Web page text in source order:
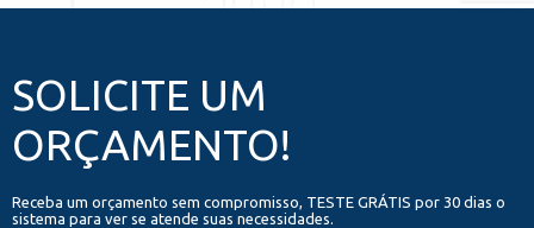
SOLICITE UM
ORÇAMENTO!
Receba um orçamento sem compromisso, TESTE GRÁTIS por 30 dias o
sistema para ver se atende suas necessidades.